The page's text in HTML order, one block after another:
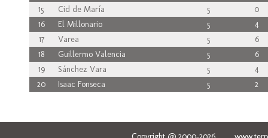
15
Cid de María 5
0
16
El Millonario 5
4
17
Varea 5
6
18
Guillermo Valencia 5
6
19
Sánchez Vara 5
4
20
Isaac Fonseca 5 2